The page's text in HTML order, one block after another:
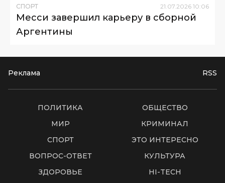
СПОРТ 21 07 2026 10:06
Месси завершил карьеру в сборной
Аргентины
Реклама RSS
ПОЛИТИКА
ОБЩЕСТВО
МИР
КРИМИНАЛ
СПОРТ
ЭТО ИНТЕРЕСНО
ВОПРОС-ОТВЕТ
КУЛЬТУРА
ЗДОРОВЬЕ
HI-TECH